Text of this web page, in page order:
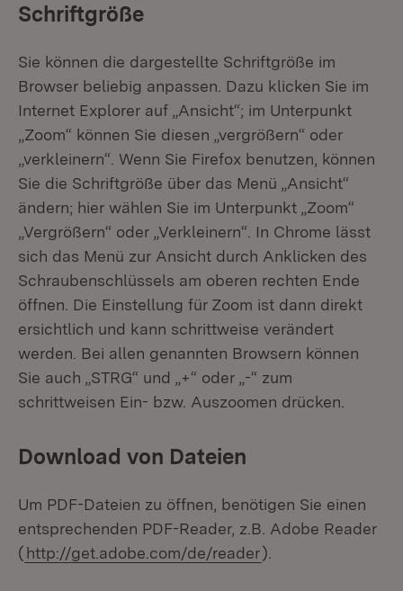
Schriftgröße
Sie können die dargestellte Schriftgröße im
Browser beliebig anpassen. Dazu klicken Sie im
Internet Explorer auf „Ansicht“; im Unterpunkt
„Zoom“ können Sie diesen „vergrößern“ oder
„verkleinern“. Wenn Sie Firefox benutzen, können
Sie die Schriftgröße über das Menü „Ansicht“
ändern; hier wählen Sie im Unterpunkt „Zoom“
„Vergrößern“ oder „Verkleinern“. In Chrome lässt
sich das Menü zur Ansicht durch Anklicken des
Schraubenschlüssels am oberen rechten Ende
öffnen. Die Einstellung für Zoom ist dann direkt
ersichtlich und kann schrittweise verändert
werden. Bei allen genannten Browsern können
Sie auch „STRG“ und „+“ oder „-“ zum
schrittweisen Ein- bzw. Auszoomen drücken.
Download von Dateien
Um PDF-Dateien zu öffnen, benötigen Sie einen
entsprechenden PDF-Reader, z.B. Adobe Reader
(http://get.adobe.com/de/reader).